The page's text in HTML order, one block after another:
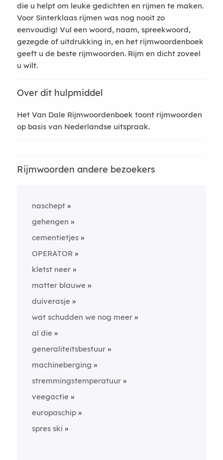
die u helpt om leuke gedichten en rijmen te maken.
Voor Sinterklaas rijmen was nog nooit zo
eenvoudig! Vul een woord, naam, spreekwoord,
gezegde of uitdrukking in, en het rijmwoordenboek
geeft u de beste rijmwoorden. Rijm en dicht zoveel
u wilt.
Over dit hulpmiddel
Het Van Dale Rijmwoordenboek toont rijmwoorden
op basis van Nederlandse uitspraak.
Rijmwoorden andere bezoekers
naschept
gehengen
cementietjes
OPERATOR
kletst neer
matter blauwe
duiverasje
wat schudden we nog meer
al die
generaliteitsbestuur
machineberging
stremmingstemperatuur
veegactie
europaschip
spres ski